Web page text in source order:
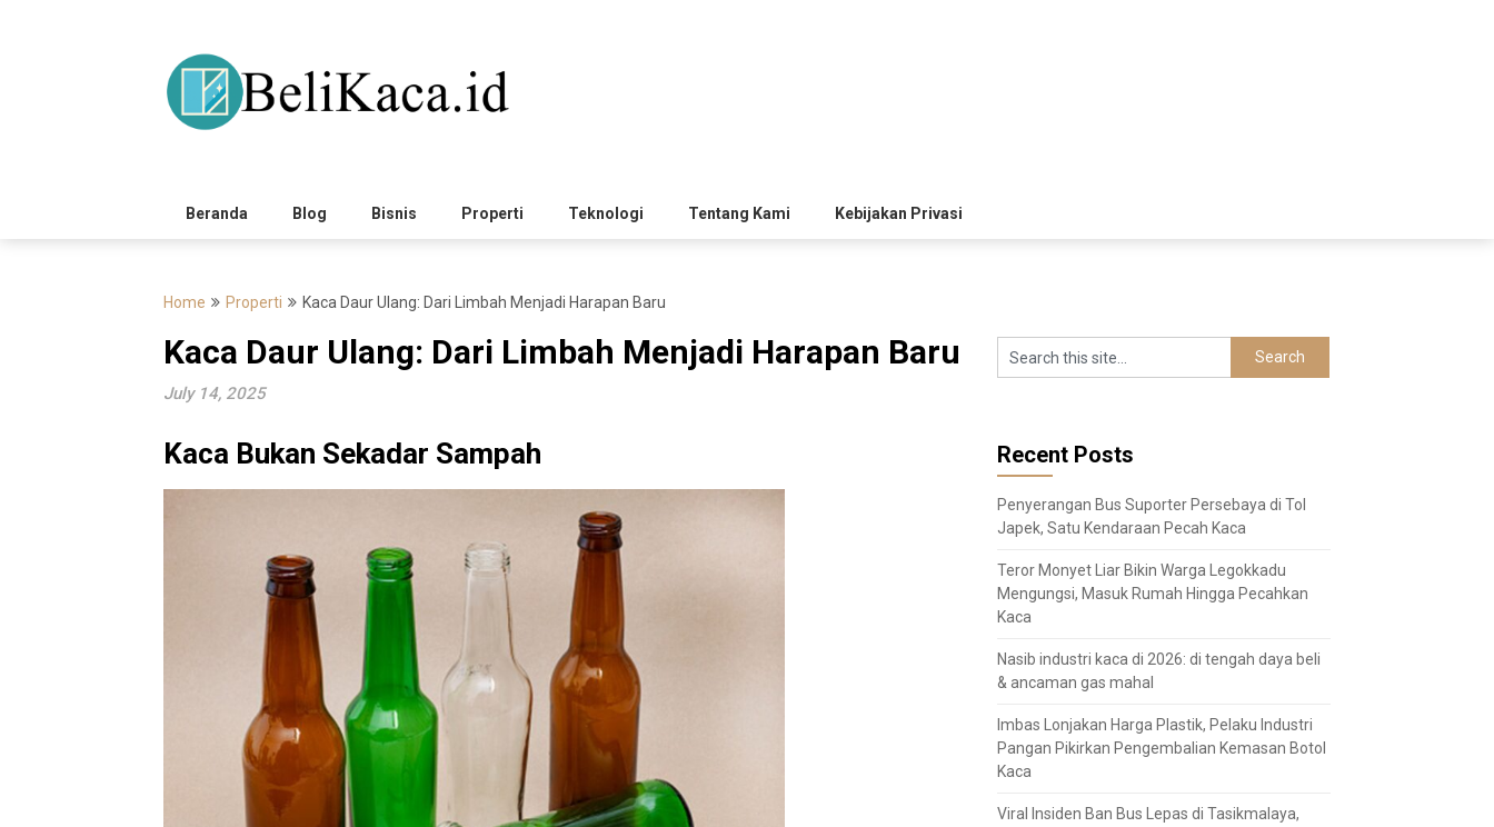
Beranda Blog Bisnis Properti Teknologi Tentang Kami Kebijakan Privasi
Home Properti Kaca Daur Ulang: Dari Limbah Menjadi Harapan Baru
Kaca Daur Ulang: Dari Limbah Menjadi Harapan Baru
July 14, 2025
Kaca Bukan Sekadar Sampah Recent Posts
Penyerangan Bus Suporter Persebaya di Tol
Japek, Satu Kendaraan Pecah Kaca
Teror Monyet Liar Bikin Warga Legokkadu
Mengungsi, Masuk Rumah Hingga Pecahkan
Kaca
Nasib industri kaca di 2026: di tengah daya beli
& ancaman gas mahal
Imbas Lonjakan Harga Plastik, Pelaku Industri
Pangan Pikirkan Pengembalian Kemasan Botol
Kaca
Viral Insiden Ban Bus Lepas di Tasikmalaya,